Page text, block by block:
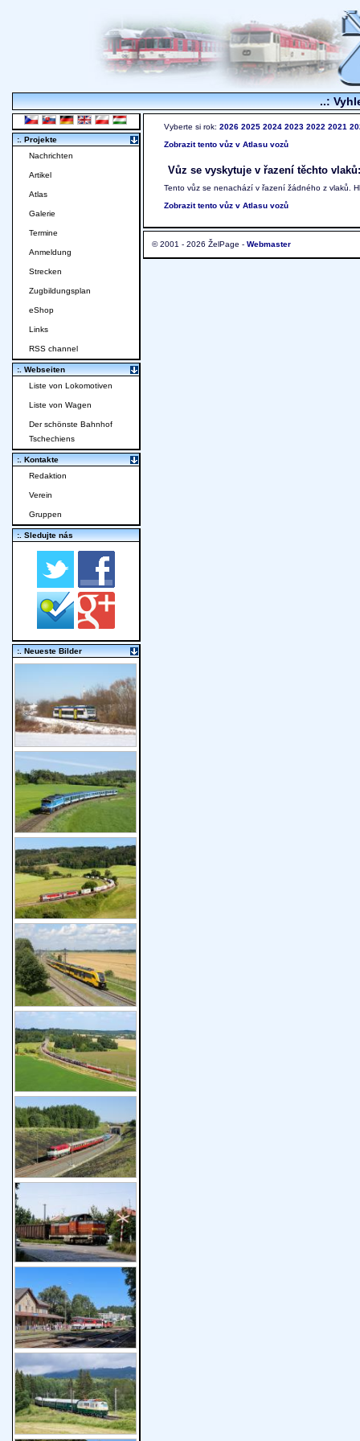
..:
Vyberte si rok: 2026 2025 2024 2023 2022 2021
Zobrazit tento vůz v Atlasu vozů
Vůz se vyskytuje v řazení těchto vlaků:
Tento vůz se nenachází v řazení žádného z vlaků.
Zobrazit tento vůz v Atlasu vozů
© 2001 - 2026 ŽelPage - Webmaster
:. Projekte
Nachrichten
Artikel
Atlas
Galerie
Termine
Anmeldung
Strecken
Zugbildungsplan
eShop
Links
RSS channel
:. Webseiten
Liste von Lokomotiven
Liste von Wagen
Der schönste Bahnhof
Tschechiens
:. Kontakte
Redaktion
Verein
Gruppen
:. Sledujte nás
:. Neueste Bilder